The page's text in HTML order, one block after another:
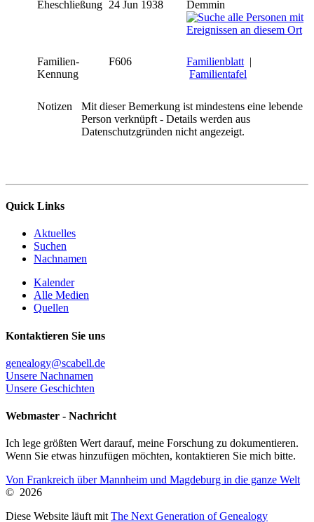
Eheschließung 24 Jun 1938 Demmin
Familien-
Kennung
F606 Familienblatt |
Familientafel
Notizen
Mit dieser Bemerkung ist mindestens eine lebende
Person verknüpft - Details werden aus
Datenschutzgründen nicht angezeigt.
Quick Links
Aktuelles
Suchen
Nachnamen
Kalender
Alle Medien
Quellen
Kontaktieren Sie uns
genealogy@scabell.de
Unsere Nachnamen
Unsere Geschichten
Webmaster - Nachricht
Ich lege größten Wert darauf, meine Forschung zu dokumentieren.
Wenn Sie etwas hinzufügen möchten, kontaktieren Sie mich bitte.
Von Frankreich über Mannheim und Magdeburg in die ganze Welt
© 2026
Diese Website läuft mitThe Next Generation of Genealogy